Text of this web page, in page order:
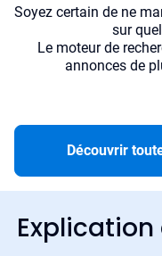
Soyez certain de ne
sur
Le moteur de
annonces de
Découvrir